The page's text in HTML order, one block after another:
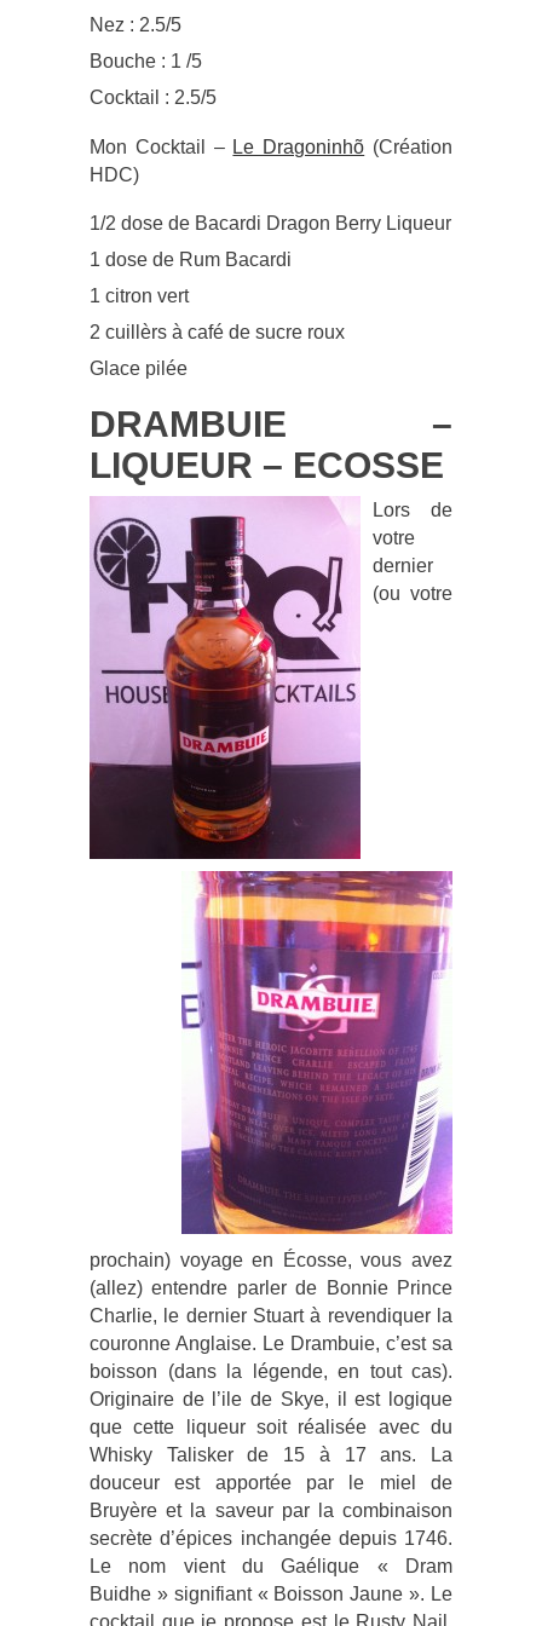
Nez : 2.5/5
Bouche : 1 /5
Cocktail : 2.5/5
Mon Cocktail – Le Dragoninhõ (Création
HDC)
1/2 dose de Bacardi Dragon Berry Liqueur
1 dose de Rum Bacardi
1 citron vert
2 cuillèrs à café de sucre roux
Glace pilée
DRAMBUIE –
LIQUEUR – ECOSSE
Lors de
votre
dernier
(ou votre
prochain) voyage en Écosse, vous avez
(allez) entendre parler de Bonnie Prince
Charlie, le dernier Stuart à revendiquer la
couronne Anglaise. Le Drambuie, c’est sa
boisson (dans la légende, en tout cas).
Originaire de l’ile de Skye, il est logique
que cette liqueur soit réalisée avec du
Whisky Talisker de 15 à 17 ans. La
douceur est apportée par le miel de
Bruyère et la saveur par la combinaison
secrète d’épices inchangée depuis 1746.
Le nom vient du Gaélique « Dram
Buidhe » signifiant « Boisson Jaune ». Le
cocktail que je propose est le Rusty Nail,